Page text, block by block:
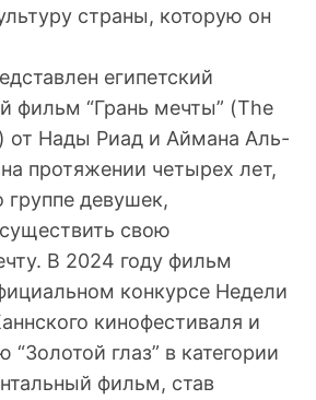
страны, которую он
египетский
фильм “Грань мечты” (The
от Нады Риад и Аймана Аль-
протяжении четырех лет,
группе девушек,
свою
В 2024 году фильм
конкурсе Недели
кинофестиваля и
глаз” в категории
фильм, став